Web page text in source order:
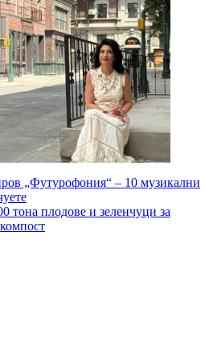
„Футурофония“ – 10 музикални
тона плодове и зеленчуци за